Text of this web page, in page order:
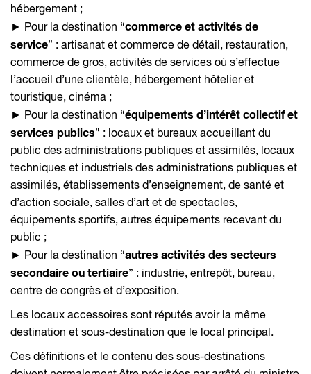
hébergement ;
► Pour la destination “commerce et activités de
service” : artisanat et commerce de détail, restauration,
commerce de gros, activités de services où s’effectue
l’accueil d’une clientèle, hébergement hôtelier et
touristique, cinéma ;
► Pour la destination “équipements d’intérêt collectif et
services publics” : locaux et bureaux accueillant du
public des administrations publiques et assimilés, locaux
techniques et industriels des administrations publiques et
assimilés, établissements d’enseignement, de santé et
d’action sociale, salles d’art et de spectacles,
équipements sportifs, autres équipements recevant du
public ;
► Pour la destination “autres activités des secteurs
secondaire ou tertiaire” : industrie, entrepôt, bureau,
centre de congrès et d’exposition.
Les locaux accessoires sont réputés avoir la même
destination et sous-destination que le local principal.
Ces définitions et le contenu des sous-destinations